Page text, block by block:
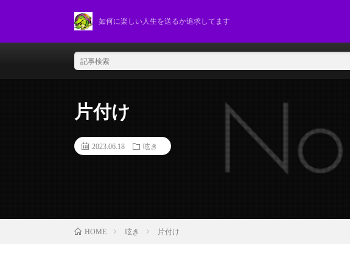
如何に楽しい人生を送るか追求してます
片付け
2023.06.18 呟き
HOME 呟き 片付け